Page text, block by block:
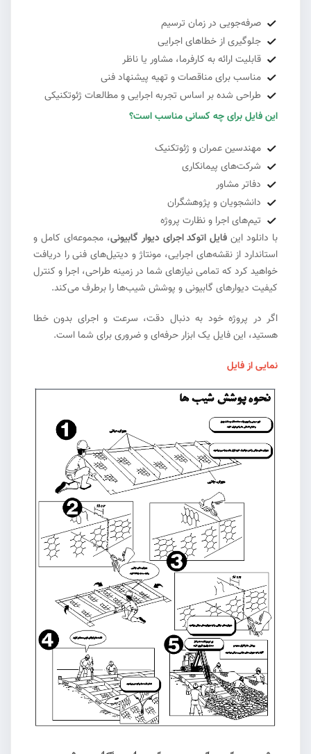
صرفه‌جویی در زمان ترسیم
جلوگیری از خطاهای اجرایی
قابلیت ارائه به کارفرما، مشاور یا ناظر
مناسب برای مناقصات و تهیه پیشنهاد فنی
طراحی شده بر اساس تجربه اجرایی و مطالعات ژئوتکنیکی
این فایل برای چه کسانی مناسب است؟
مهندسین عمران و ژئوتکنیک
شرکت‌های پیمانکاری
دفاتر مشاور
دانشجویان و پژوهشگران
تیم‌های اجرا و نظارت پروژه
با دانلود این فایل اتوکد اجرای دیوار گابیونی، مجموعه‌ای کامل و
استاندارد از نقشه‌های اجرایی، مونتاژ و دیتیل‌های فنی را دریافت
خواهید کرد که تمامی نیازهای شما در زمینه طراحی، اجرا و کنترل
کیفیت دیوارهای گابیونی و پوشش شیب‌ها را برطرف می‌کند.
اگر در پروژه خود به دنبال دقت، سرعت و اجرای بدون خطا
هستید، این فایل یک ابزار حرفه‌ای و ضروری برای شما است.
نمایی از فایل